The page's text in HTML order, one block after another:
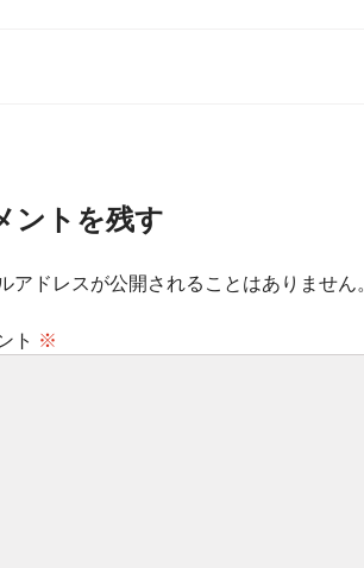
ントを残す
アドレスが公開されることはありません。
ト ※